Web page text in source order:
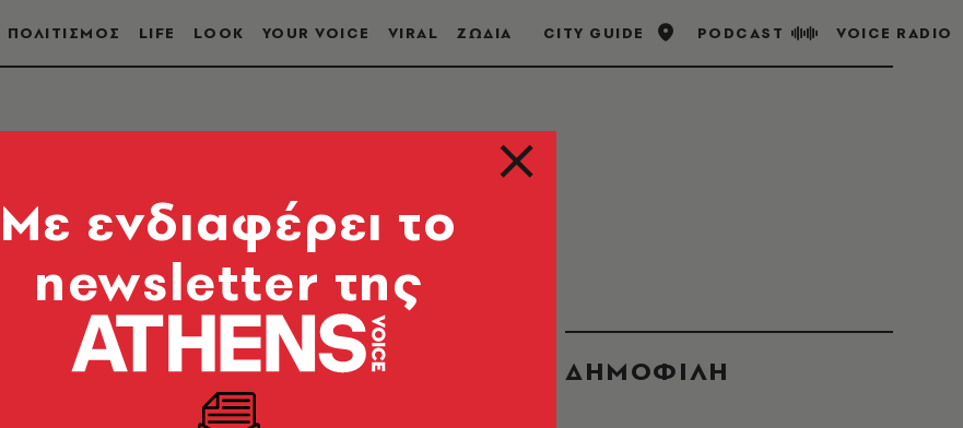
ΠΟΛΙΤΙΣΜΟΣ LIFE LOOK YOUR VOICE VIRAL ΖΩΔΙΑ CITY GUIDE PODCAST VOICE RADIO
ΔΗΜΟΦΙΛΗ
Mε ενδιαφέρει το
newsletter της